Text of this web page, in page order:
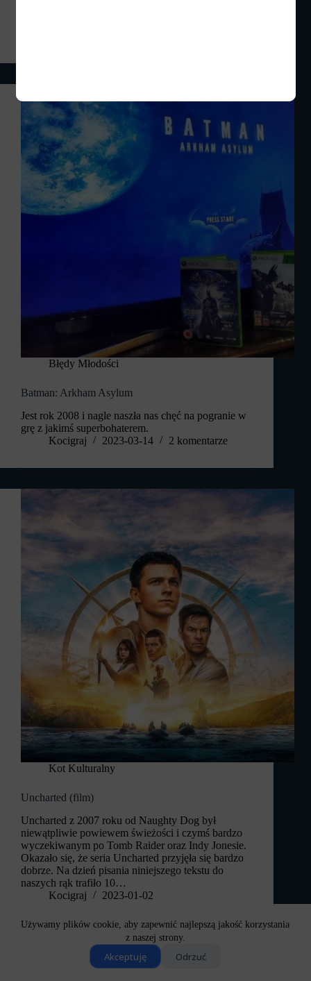
Używamy plików cookie, aby zapewnić najlepszą jakość korzystania
z naszej strony.
Akceptuję Odrzuć
Błędy Młodości
Batman: Arkham Asylum
Jest rok 2008 i nagle naszła nas chęć na pogranie w
grę z jakimś superbohaterem.
Kocigraj
2023-03-14 2 komentarze
Kot Kulturalny
Uncharted (film)
Uncharted z 2007 roku od Naughty Dog był
niewątpliwie powiewem świeżości i czymś bardzo
wyczekiwanym po Tomb Raider oraz Indy Jonesie.
Okazało się, że seria Uncharted przyjęła się bardzo
dobrze. Na dzień pisania niniejszego tekstu do
naszych rąk trafiło 10…
Kocigraj
2023-01-02
Copyright © 2026 - Motyw WordPress stworzony przez